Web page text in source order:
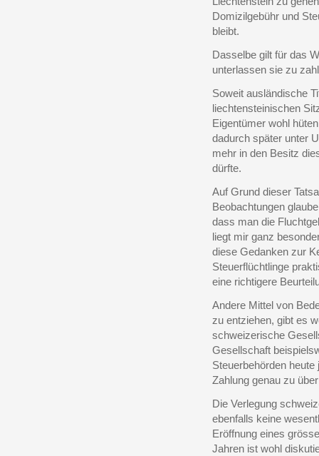
Domizilgebühr und
bleibt.
Dasselbe gilt für das
unterlassen sie zu
Soweit ausländische
liechtensteinischen
Eigentümer wohl
dadurch später unter
mehr in den Besitz
dürfte.
Auf Grund dieser
Beobachtungen
dass man die
liegt mir ganz
diese Gedanken zur
Steuerflüchtlinge
eine richtigere
Andere Mittel von
zu entziehen, gibt es
schweizerische
Gesellschaft
Steuerbehörden
Zahlung genau zu
Die Verlegung
ebenfalls keine
Eröffnung eines
Jahren ist wohl